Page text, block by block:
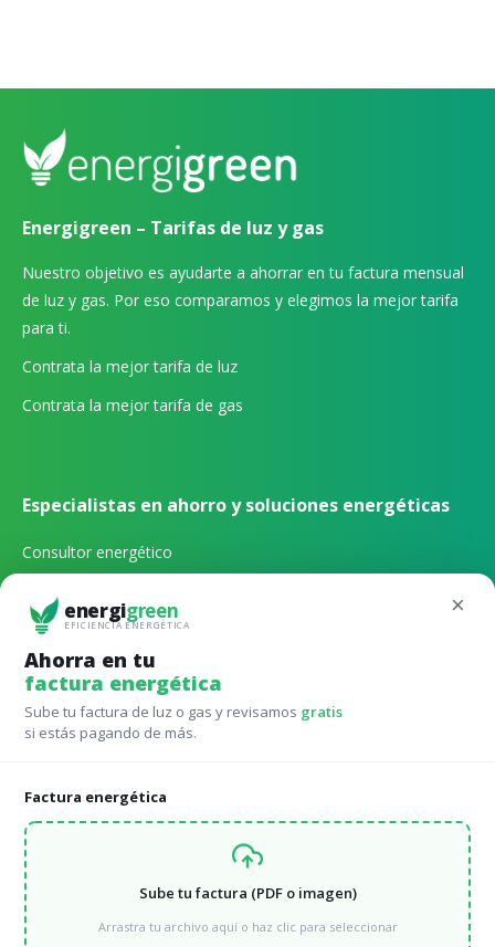
Energigreen – Tarifas de luz y gas
Nuestro objetivo es ayudarte a ahorrar en tu factura mensual
de luz y gas. Por eso comparamos y elegimos la mejor tarifa
para ti.
Contrata la mejor tarifa de luz
Contrata la mejor tarifa de gas
Especialistas en ahorro y soluciones energéticas
Consultor energético
Gestión energética externa
Qué tarifa de luz contratar
Qué potencia de luz contratar
Calculadora autoconsumo online
Tarifas para Comunidades de vecinos
Avanza en eficiéncia energética comparando las mejores
tarifas
Tarifas de luz para comunidades de vecinos
energigreen
EFICIENCIA ENERGÉTICA
Ahorra en tu
factura energética
Sube tu factura de luz o gas y revisamos gratis
si estás pagando de más.
×
Factura energética
Sube tu factura (PDF o imagen)
Arrastra tu archivo aquí o haz clic para seleccionar